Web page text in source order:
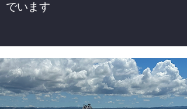
でいます